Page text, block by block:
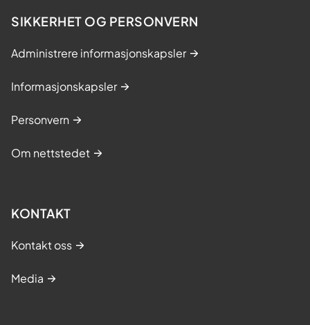
SIKKERHET OG PERSONVERN
Administrere informasjonskapsler
Informasjonskapsler
Personvern
Om nettstedet
KONTAKT
Kontakt oss
Media